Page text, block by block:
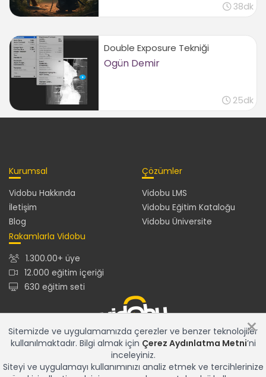
38dk
Double Exposure Tekniği
Ogün Demir
25dk
Kurumsal
Vidobu Hakkında
İletişim
Blog
Çözümler
Vidobu LMS
Vidobu Eğitim Kataloğu
Vidobu Üniversite
Rakamlarla Vidobu
1.300.00+ üye
12.000 eğitim içeriği
630 eğitim seti
12.000+ eğitim içeriğiyle en güncel ve en zengin eğitim
kataloğu ve gelişmiş özelliklere sahip Vidobu LMS ile tüm
eğitim çözümleriniz için tek adres...
×
Sitemizde ve uygulamamızda çerezler ve benzer teknolojiler
kullanılmaktadır. Bilgi almak için Çerez Aydınlatma Metni’ni
inceleyiniz.
Siteyi ve uygulamayı kullanımınızı analiz etmek ve tercihlerinize